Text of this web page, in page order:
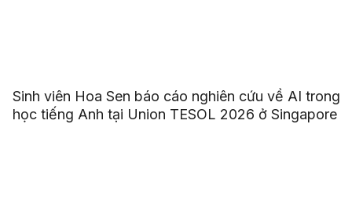
Sinh viên Hoa Sen báo cáo nghiên cứu về AI trong
học tiếng Anh tại Union TESOL 2026 ở Singapore